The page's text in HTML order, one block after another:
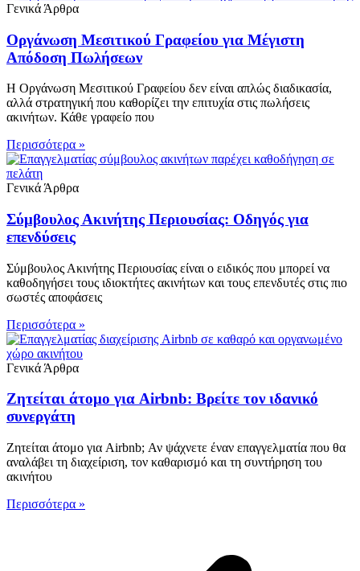
Γενικά Άρθρα
Οργάνωση Μεσιτικού Γραφείου για Μέγιστη
Απόδοση Πωλήσεων
Η Οργάνωση Μεσιτικού Γραφείου δεν είναι απλώς διαδικασία,
αλλά στρατηγική που καθορίζει την επιτυχία στις πωλήσεις
ακινήτων. Κάθε γραφείο που
Περισσότερα »
Γενικά Άρθρα
Σύμβουλος Ακινήτης Περιουσίας: Οδηγός για
επενδύσεις
Σύμβουλος Ακινήτης Περιουσίας είναι ο ειδικός που μπορεί να
καθοδηγήσει τους ιδιοκτήτες ακινήτων και τους επενδυτές στις πιο
σωστές αποφάσεις
Περισσότερα »
Γενικά Άρθρα
Ζητείται άτομο για Airbnb: Βρείτε τον ιδανικό
συνεργάτη
Ζητείται άτομο για Airbnb; Αν ψάχνετε έναν επαγγελματία που θα
αναλάβει τη διαχείριση, τον καθαρισμό και τη συντήρηση του
ακινήτου
Περισσότερα »